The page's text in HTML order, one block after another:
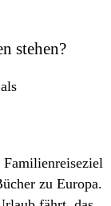
stehen?
zu Europa.